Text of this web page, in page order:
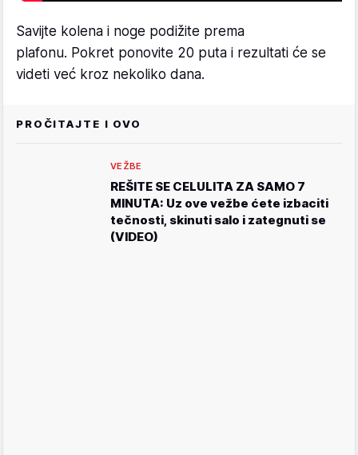
Savijte kolena i noge podižite prema
plafonu. Pokret ponovite 20 puta i rezultati će se
videti već kroz nekoliko dana.
PROČITAJTE I OVO
VEŽBE
REŠITE SE CELULITA ZA SAMO 7
MINUTA: Uz ove vežbe ćete izbaciti
tečnosti, skinuti salo i zategnuti se
(VIDEO)